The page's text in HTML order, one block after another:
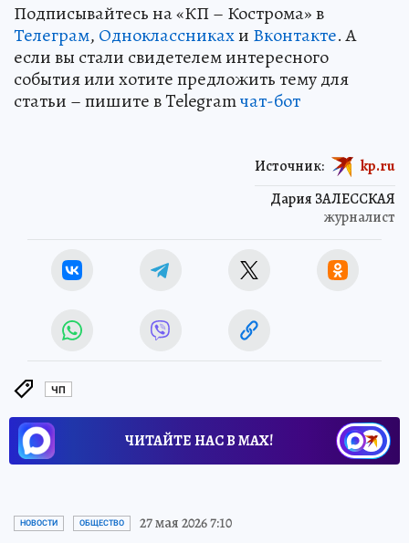
Подписывайтесь на «КП – Кострома» в
Телеграм, Одноклассникахи Вконтакте. А
если вы стали свидетелем интересного
события или хотите предложить тему для
статьи – пишите в Telegramчат-бот
Дария ЗАЛЕССКАЯ
журналист
Источник: kp.ru
ЧП
ЧИТАЙТЕ НАС В МАХ!